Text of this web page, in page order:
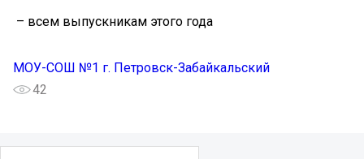
️ – всем выпускникам этого года
МОУ-СОШ №1 г. Петровск-Забайкальский
42